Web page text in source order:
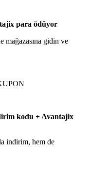
para ödüyor
mağazasına gidin ve
kodu + Avantajix
indirim, hem de